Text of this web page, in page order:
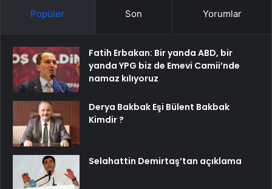
Popüler Son Yorumlar
Fatih Erbakan: Bir yanda ABD, bir
yanda YPG biz de Emevi Camii’nde
namaz kılıyoruz
Derya Bakbak Eşi Bülent Bakbak
Kimdir ?
Selahattin Demirtaş’tan açıklama